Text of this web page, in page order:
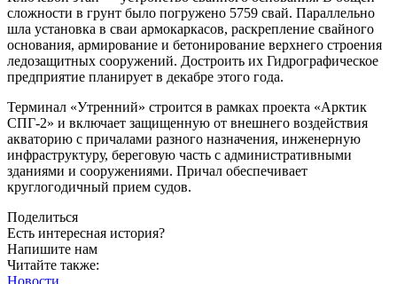
сложности в грунт было погружено 5759 свай. Параллельно
шла установка в сваи армокаркасов, раскрепление свайного
основания, армирование и бетонирование верхнего строения
ледозащитных сооружений. Достроить их Гидрографическое
предприятие планирует в декабре этого года.
Терминал «Утренний» строится в рамках проекта «Арктик
СПГ‑2» и включает защищенную от внешнего воздействия
акваторию с причалами разного назначения, инженерную
инфраструктуру, береговую часть с административными
зданиями и сооружениями. Причал обеспечивает
круглогодичный прием судов.
Поделиться
Есть интересная история?
Напишите нам
Читайте также: